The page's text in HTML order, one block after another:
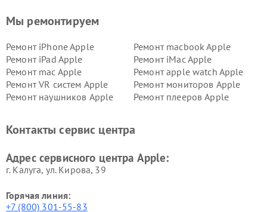
Мы ремонтируем
Ремонт iPhone Apple
Ремонт macbook Apple
Ремонт iPad Apple
Ремонт iMac Apple
Ремонт mac Apple
Ремонт apple watch Apple
Ремонт VR систем Apple
Ремонт мониторов Apple
Ремонт наушников Apple
Ремонт плееров Apple
Контакты сервис центра
Адрес сервисного центра Apple:
г. Калуга, ул. Кирова, 39
Горячая линия:
+7 (800) 301-55-83